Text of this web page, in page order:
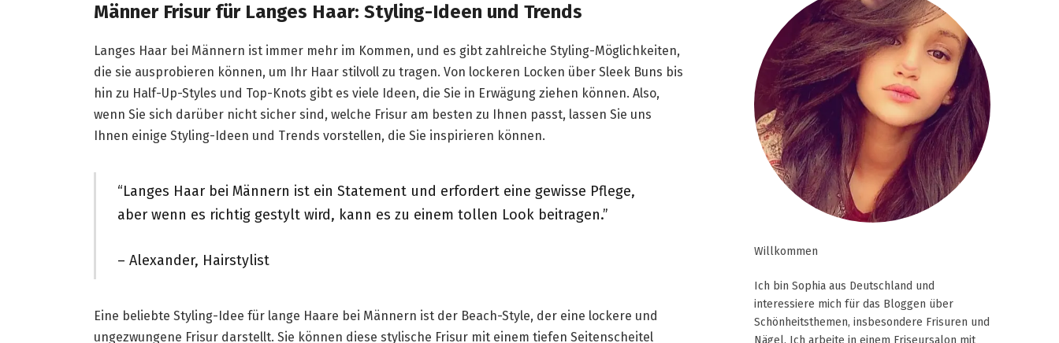
Männer Frisur für Langes Haar: Styling-Ideen und Trends
Langes Haar bei Männern ist immer mehr im Kommen, und es gibt zahlreiche Styling-Möglichkeiten,
die sie ausprobieren können, um Ihr Haar stilvoll zu tragen. Von lockeren Locken über Sleek Buns bis
hin zu Half-Up-Styles und Top-Knots gibt es viele Ideen, die Sie in Erwägung ziehen können. Also,
wenn Sie sich darüber nicht sicher sind, welche Frisur am besten zu Ihnen passt, lassen Sie uns
Ihnen einige Styling-Ideen und Trends vorstellen, die Sie inspirieren können.
“Langes Haar bei Männern ist ein Statement und erfordert eine gewisse Pflege,
aber wenn es richtig gestylt wird, kann es zu einem tollen Look beitragen.”
– Alexander, Hairstylist
Eine beliebte Styling-Idee für lange Haare bei Männern ist der Beach-Style, der eine lockere und
ungezwungene Frisur darstellt. Sie können diese stylische Frisur mit einem tiefen Seitenscheitel
Willkommen
Ich bin Sophia aus Deutschland und
interessiere mich für das Bloggen über
Schönheitsthemen, insbesondere Frisuren und
Nägel. Ich arbeite in einem Friseursalon mit